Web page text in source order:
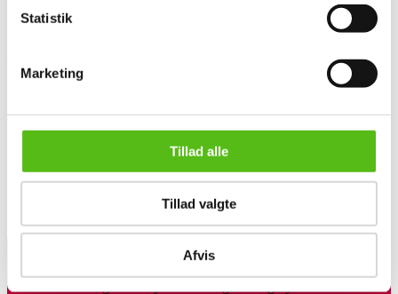
Statistik
Marketing
Tillad alle
Tillad valgte
Afvis
før afhentning.
22-04-2026 fra 12:00-15:00 - dog
kun ved forudgående aftale på
30-04-2026 fra 08:00 - 15:30
samt 01-05-2026 fra 08:00 -
12:00